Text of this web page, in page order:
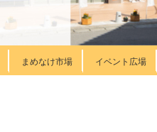
まめなけ市場 イベント広場